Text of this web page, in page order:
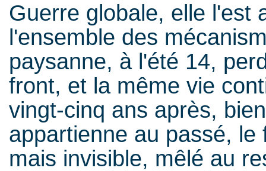
Guerre globale, elle l'est
l'ensemble des
paysanne, à l'été 14,
front, et la même vie
vingt-cinq ans après,
appartienne au passé,
mais invisible, mêlé au